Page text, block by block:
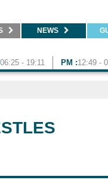
NEWS
06:25 - 19:11 PM :12:49 -